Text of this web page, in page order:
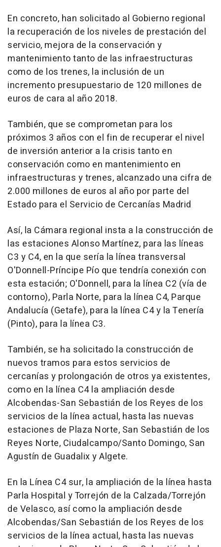
En concreto, han solicitado al Gobierno regional
la recuperación de los niveles de prestación del
servicio, mejora de la conservación y
mantenimiento tanto de las infraestructuras
como de los trenes, la inclusión de un
incremento presupuestario de 120 millones de
euros de cara al año 2018.
También, que se comprometan para los
próximos 3 años con el fin de recuperar el nivel
de inversión anterior a la crisis tanto en
conservación como en mantenimiento en
infraestructuras y trenes, alcanzado una cifra de
2.000 millones de euros al año por parte del
Estado para el Servicio de Cercanías Madrid
Así, la Cámara regional insta a la construcción de
las estaciones Alonso Martínez, para las líneas
C3 y C4, en la que sería la línea transversal
O'Donnell-Príncipe Pío que tendría conexión con
esta estación; O'Donnell, para la línea C2 (vía de
contorno), Parla Norte, para la línea C4, Parque
Andalucía (Getafe), para la línea C4 y la Tenería
(Pinto), para la línea C3.
También, se ha solicitado la construcción de
nuevos tramos para estos servicios de
cercanías y prolongación de otros ya existentes,
como en la línea C4 la ampliación desde
Alcobendas-San Sebastián de los Reyes de los
servicios de la línea actual, hasta las nuevas
estaciones de Plaza Norte, San Sebastián de los
Reyes Norte, Ciudalcampo/Santo Domingo, San
Agustín de Guadalix y Algete.
En la Línea C4 sur, la ampliación de la línea hasta
Parla Hospital y Torrejón de la Calzada/Torrejón
de Velasco, así como la ampliación desde
Alcobendas/San Sebastián de los Reyes de los
servicios de la línea actual, hasta las nuevas